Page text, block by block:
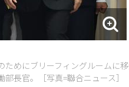
めにブリーフィングルームに移
長官。［写真=聯合ニュース］